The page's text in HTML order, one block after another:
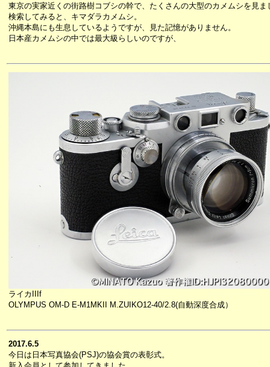
東京の実家近くの街路樹コブシの幹で、たくさんの大型のカメムシを見ま
検索してみると、キマダラカメムシ。
沖縄本島にも生息しているようですが、見た記憶がありません。
日本産カメムシの中では最大級らしいのですが、
ライカIIIf
OLYMPUS OM-D E-M1MKII M.ZUIKO12-40/2.8(自動深度合成）
2017.6.5
今日は日本写真協会(PSJ)の協会賞の表彰式。